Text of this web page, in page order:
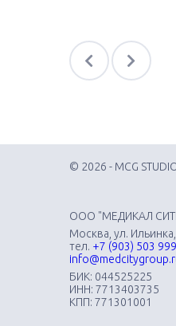
© 2026 - MCG
ООО "МЕДИКАЛ
Москва, ул.
тел. +7 (903) 503
БИК: 044525225
ИНН: 7713403735
КПП: 771301001